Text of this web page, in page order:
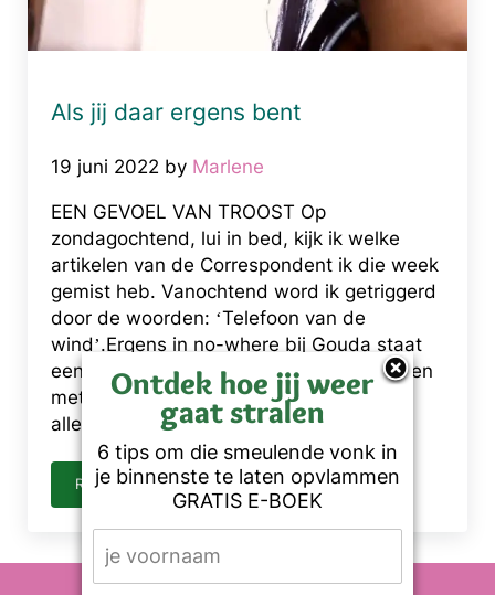
Als jij daar ergens bent
19 juni 2022 by Marlene
EEN GEVOEL VAN TROOST Op
zondagochtend, lui in bed, kijk ik welke
artikelen van de Correspondent ik die week
gemist heb. Vanochtend word ik getriggerd
door de woorden: ‘Telefoon van de
wind’.Ergens in no-where bij Gouda staat
een blauwe telefooncel waar je kunt bellen
met je dierbare overledenen. Het idee
alleen al geeft mij het …
READ MOREALS JIJ DAAR ERGENS BENT
Ontdek hoe jij weer
gaat stralen
6 tips om die smeulende vonk in
je binnenste te laten opvlammen
GRATIS E-BOEK